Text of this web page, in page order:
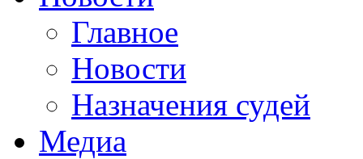
Главное
Новости
Назначения судей
Медиа